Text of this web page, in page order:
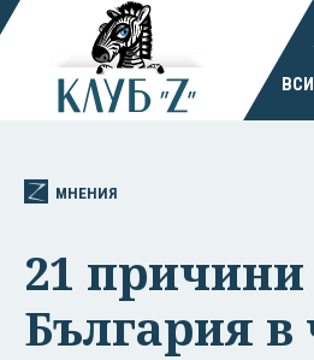
МНЕНИЯ
21
България